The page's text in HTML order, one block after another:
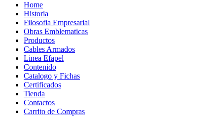
Home
Historia
Filosofia Empresarial
Obras Emblematicas
Productos
Cables Armados
Linea Efapel
Contenido
Catalogo y Fichas
Certificados
Tienda
Contactos
Carrito de Compras